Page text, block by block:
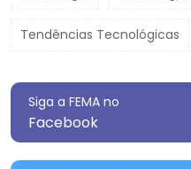
Tendências Tecnológicas
Siga a FEMA no
Facebook